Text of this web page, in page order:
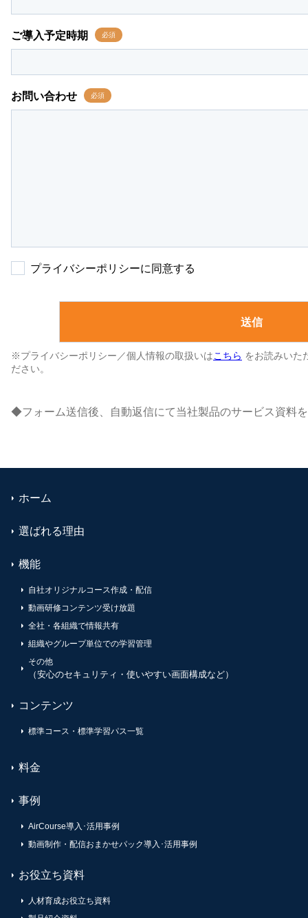
ホーム
選ばれる理由
機能
自社オリジナルコース作成・配信
動画研修コンテンツ受け放題
全社・各組織で情報共有
組織やグループ単位での学習管理
その他
（安心のセキュリティ・使いやすい画面構成など）
コンテンツ
標準コース・標準学習パス一覧
料金
事例
AirCourse導入･活用事例
動画制作・配信おまかせパック導入･活用事例
お役立ち資料
人材育成お役立ち資料